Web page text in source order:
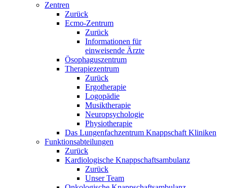
Zentren
Zurück
Ecmo-Zentrum
Zurück
Informationen für
einweisende Ärzte
Ösophaguszentrum
Therapiezentrum
Zurück
Ergotherapie
Logopädie
Musiktherapie
Neuropsychologie
Physiotherapie
Das Lungenfachzentrum Knappschaft Kliniken
Funktionsabteilungen
Zurück
Kardiologische Knappschaftsambulanz
Zurück
Unser Team